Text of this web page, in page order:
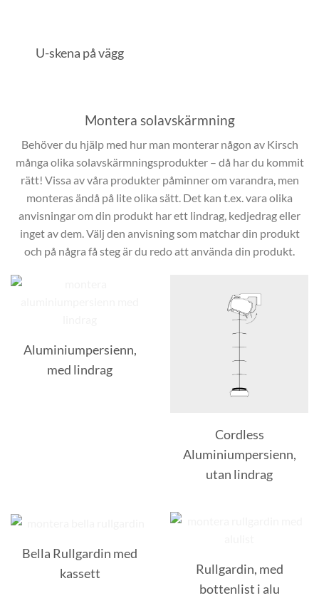
U-skena på vägg
Montera solavskärmning
Behöver du hjälp med hur man monterar någon av Kirsch
många olika solavskärmningsprodukter – då har du kommit
rätt! Vissa av våra produkter påminner om varandra, men
monteras ändå på lite olika sätt. Det kan t.ex. vara olika
anvisningar om din produkt har ett lindrag, kedjedrag eller
inget av dem. Välj den anvisning som matchar din produkt
och på några få steg är du redo att använda din produkt.
Aluminiumpersienn,
med lindrag
Cordless
Aluminiumpersienn,
utan lindrag
Bella Rullgardin med
kassett
Rullgardin, med
bottenlist i alu